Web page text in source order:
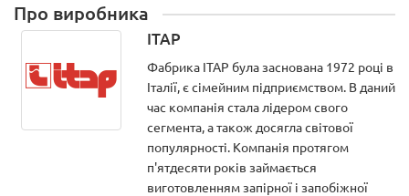
Про виробника
ITAP
Фабрика ITAP була заснована 1972 році в
Італії, є сімейним підприємством. В даний
час компанія стала лідером свого
сегмента, а також досягла світової
популярності. Компанія протягом
п'ятдесяти років займається
виготовленням запірної і запобіжної